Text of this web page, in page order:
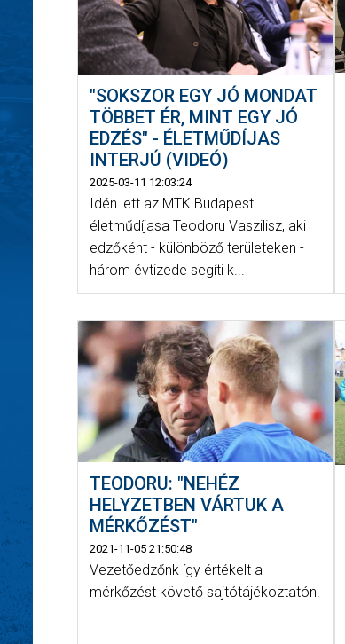
"SOKSZOR EGY JÓ MONDAT
TÖBBET ÉR, MINT EGY JÓ
EDZÉS" - ÉLETMŰDÍJAS
INTERJÚ (VIDEÓ)
2025-03-11 12:03:24
Idén lett az MTK Budapest
életműdíjasa Teodoru Vaszilisz, aki
edzőként - különböző területeken -
három évtizede segíti k...
TEODORU: "NEHÉZ
HELYZETBEN VÁRTUK A
MÉRKŐZÉST"
2021-11-05 21:50:48
Vezetőedzőnk így értékelt a
mérkőzést követő sajtótájékoztatón.